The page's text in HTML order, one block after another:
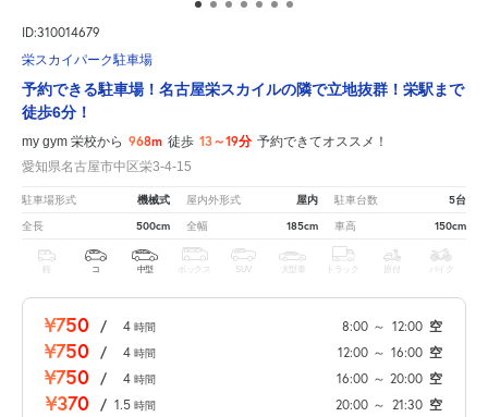
ID:310014679
栄スカイパーク駐車場
予約できる駐車場！名古屋栄スカイルの隣で立地抜群！栄駅まで
徒歩6分！
my gym 栄校から 968m 徒歩 13～19分 予約できてオススメ！
愛知県名古屋市中区栄3-4-15
駐車場形式 機械式 屋内外形式 屋内 駐車台数 5台
全長 500cm 全幅 185cm 車高 150cm
軽 コ 中型 ボックス SUV 大型車 トラック 原付 バイク
¥750 / 4 時間 8:00 ～ 12:00 空
¥750 / 4 時間 12:00 ～ 16:00 空
¥750 / 4 時間 16:00 ～ 20:00 空
¥370 / 1.5 時間 20:00 ～ 21:30 空